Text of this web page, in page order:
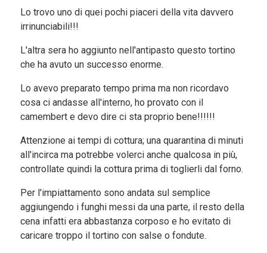
Lo trovo uno di quei pochi piaceri della vita davvero
irrinunciabili!!!
L'altra sera ho aggiunto nell'antipasto questo tortino
che ha avuto un successo enorme.
Lo avevo preparato tempo prima ma non ricordavo
cosa ci andasse all'interno, ho provato con il
camembert e devo dire ci sta proprio bene!!!!!!
Attenzione ai tempi di cottura; una quarantina di minuti
all'incirca ma potrebbe volerci anche qualcosa in più,
controllate quindi la cottura prima di toglierli dal forno.
Per l'impiattamento sono andata sul semplice
aggiungendo i funghi messi da una parte, il resto della
cena infatti era abbastanza corposo e ho evitato di
caricare troppo il tortino con salse o fondute.